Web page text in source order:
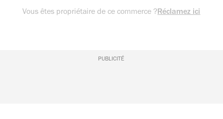
Vous êtes propriétaire de ce commerce ?Réclamez ici
PUBLICITÉ